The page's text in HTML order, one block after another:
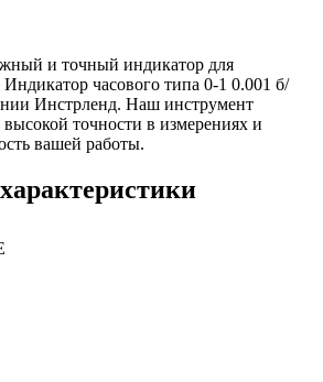
и точный индикатор для
часового типа 0-1 0.001 б/
Инстрленд. Наш инструмент
точности в измерениях и
вашей работы.